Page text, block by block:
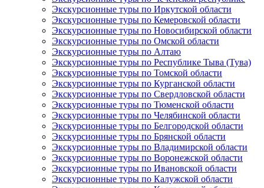
Экскурсионные туры по Иркутской области
Экскурсионные туры по Кемеровской области
Экскурсионные туры по Новосибирской области
Экскурсионные туры по Омской области
Экскурсионные туры по Алтаю
Экскурсионные туры по Республике Тыва (Тува)
Экскурсионные туры по Томской области
Экскурсионные туры по Курганской области
Экскурсионные туры по Свердловской области
Экскурсионные туры по Тюменской области
Экскурсионные туры по Челябинской области
Экскурсионные туры по Белгородской области
Экскурсионные туры по Брянской области
Экскурсионные туры по Владимирской области
Экскурсионные туры по Воронежской области
Экскурсионные туры по Ивановской области
Экскурсионные туры по Калужской области